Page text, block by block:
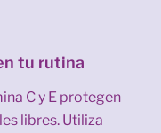
tu rutina
C y E protegen
libres. Utiliza